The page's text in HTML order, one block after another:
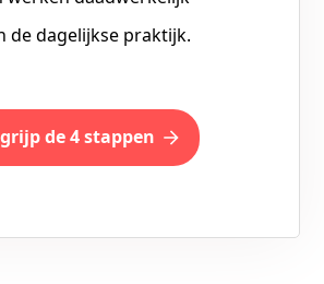
de dagelijkse praktijk.
de 4 stappen